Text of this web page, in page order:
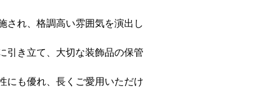
され、格調高い雰囲気を演出し
引き立て、大切な装飾品の保管
にも優れ、長くご愛用いただけ